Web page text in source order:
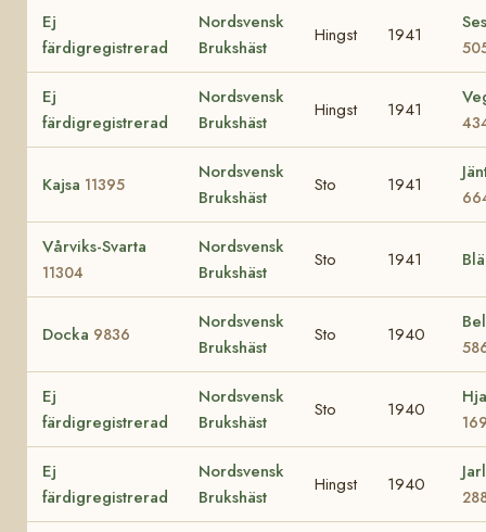
Ej
färdigregistrerad
Nordsvensk
Brukshäst
Hingst 1941
Ej
färdigregistrerad
Nordsvensk
Brukshäst
Hingst 1941
Kajsa 11395
Nordsvensk
Brukshäst
Sto 1941
Vårviks-Svarta
11304
Nordsvensk
Brukshäst
Sto 1941
Docka 9836
Nordsvensk
Brukshäst
Sto 1940
Ej
färdigregistrerad
Nordsvensk
Brukshäst
Sto 1940
Ej
färdigregistrerad
Nordsvensk
Brukshäst
Hingst 1940